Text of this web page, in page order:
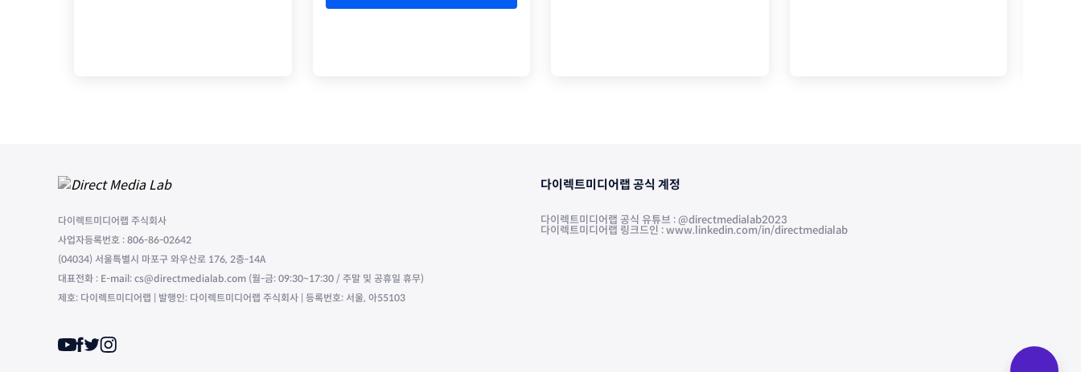
다이렉트미디어랩 주식회사
사업자등록번호 : 806-86-02642
(04034) 서울특별시 마포구 와우산로 176, 2층-14A
대표전화 : E-mail: cs@directmedialab.com (월-금: 09:30~17:30 / 주말 및 공휴일 휴무)
제호: 다이렉트미디어랩 | 발행인: 다이렉트미디어랩 주식회사 | 등록번호: 서울, 아55103
다이렉트미디어랩 공식 계정
다이렉트미디어랩 공식 유튜브 : @directmedialab2023
다이렉트미디어랩 링크드인 : www.linkedin.com/in/directmedialab